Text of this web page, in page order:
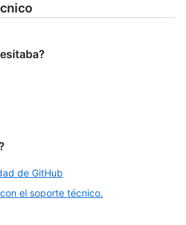
de GitHub
el soporte técnico.